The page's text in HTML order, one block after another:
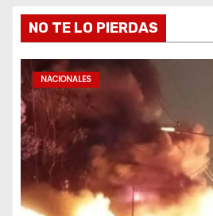
NO TE LO PIERDAS
NACIONALES